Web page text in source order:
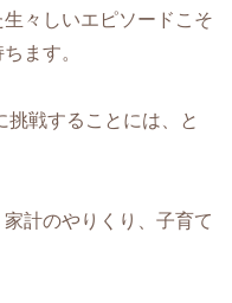
々しいエピソードこそ
ます。
戦することには、と
計のやりくり、子育て